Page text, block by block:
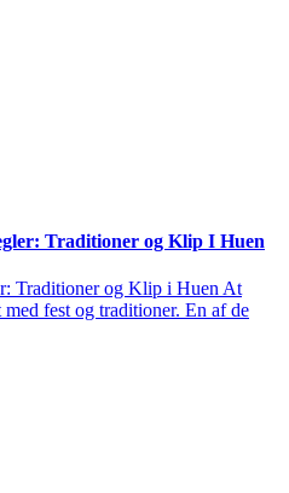
Traditioner og Klip I Huen
Traditioner og Klip i Huen At
fest og traditioner. En af de